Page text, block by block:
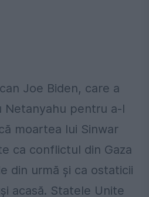
Joe Biden, care a
pentru a-l
moartea lui Sinwar
ca conflictul din Gaza
din urmă și ca ostaticii
acasă. Statele Unite